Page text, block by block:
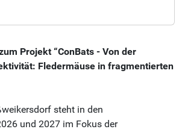
Projekt “ConBats - Von der
Fledermäuse in fragmentierten
steht in den
und 2027 im Fokus der